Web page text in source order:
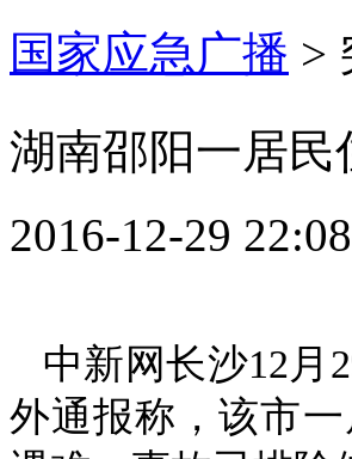
国家应急广播 >
湖南邵阳一居民
2016-12-29 22:08
中新网长沙12月
外通报称，该市